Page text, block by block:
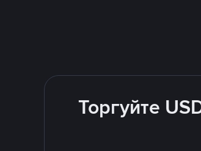
Торгуйте